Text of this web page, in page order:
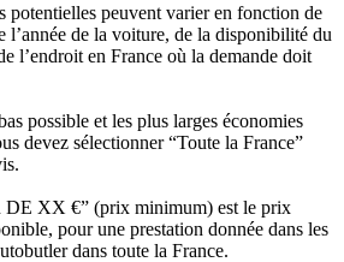
potentielles peuvent varier en fonction de
l’année de la voiture, de la disponibilité du
l’endroit en France où la demande doit
possible et les plus larges économies
devez sélectionner “Toute la France”
XX €” (prix minimum) est le prix
pour une prestation donnée dans les
dans toute la France.